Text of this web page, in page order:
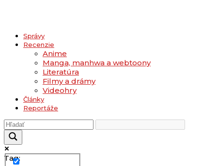
Správy
Recenzie
Anime
Manga, manhwa a webtoony
Literatúra
Filmy a drámy
Videohry
Články
Reportáže
Tag: